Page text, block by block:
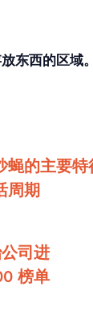
东西的区域。
蝇的主要特
周期
司进
榜单